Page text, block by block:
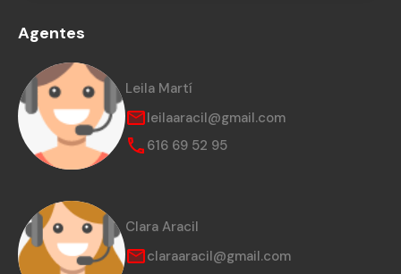
Agentes
Leila Martí
leilaaracil@gmail.com
616 69 52 95
Clara Aracil
claraaracil@gmail.com